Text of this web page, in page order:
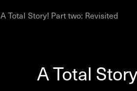
A Total Story! Part two: Revisited
AHC
A Total